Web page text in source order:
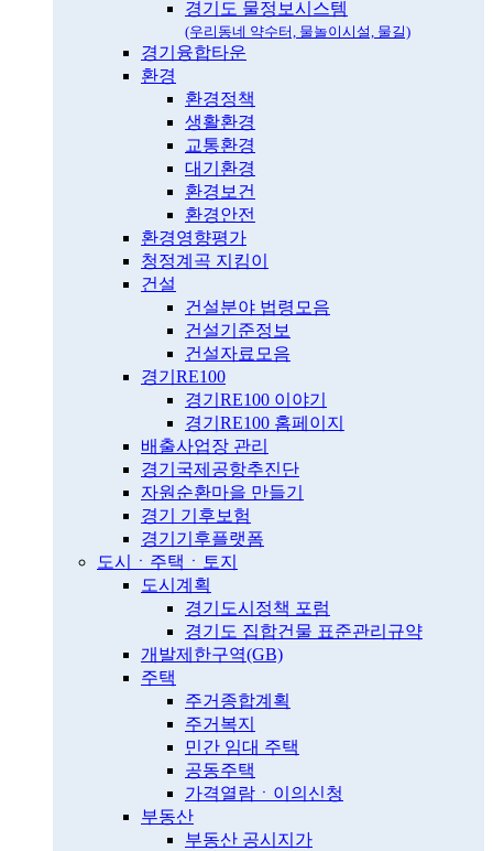
경기도 물정보시스템
(우리동네 약수터, 물놀이시설, 물길)
경기융합타운
환경
환경정책
생활환경
교통환경
대기환경
환경보건
환경안전
환경영향평가
청정계곡 지킴이
건설
건설분야 법령모음
건설기준정보
건설자료모음
경기RE100
경기RE100 이야기
경기RE100 홈페이지
배출사업장 관리
경기국제공항추진단
자원순환마을 만들기
경기 기후보험
경기기후플랫폼
도시ㆍ주택ㆍ토지
도시계획
경기도시정책 포럼
경기도 집합건물 표준관리규약
개발제한구역(GB)
주택
주거종합계획
주거복지
민간 임대 주택
공동주택
가격열람ㆍ이의신청
부동산
부동산 공시지가